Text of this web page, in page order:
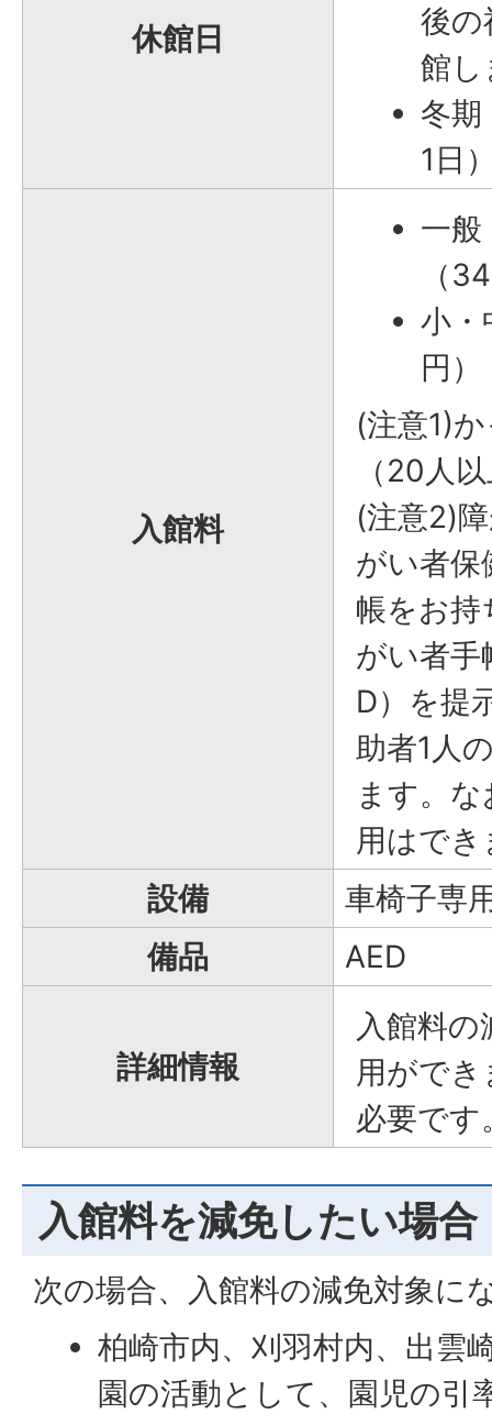
休館日
後の
館し
冬期
1日
入館料
一
（
小・
円）
(注意1)
（20人
(注意2)
がい者保
帳をお持
がい者手
D）を提
助者1人
ます。
用はで
設備
車椅子専
備品
AED
詳細情報
入館料
用がで
必要です
入館料を減免したい場合
次の場合、入館料の減免対象に
柏崎市内、刈羽村内、出雲
園の活動として、園児の引